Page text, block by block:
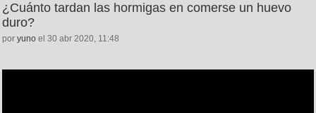
¿Cuánto tardan las hormigas en comerse un huevo
duro?
por yuno el 30 abr 2020, 11:48